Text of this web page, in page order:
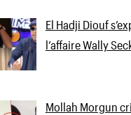
El Hadji Diouf
l’affaire Wally
Mollah Morgun